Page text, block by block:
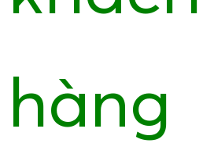
hàng